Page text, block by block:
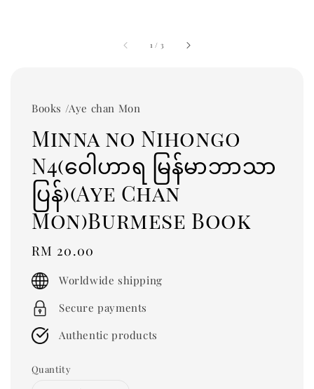
1 / 3
Books /Aye chan Mon
Minna no Nihongo
N4(ဝေါဟာရ မြန်မာဘာသာ
ပြန်)(Aye Chan
Mon)Burmese Book
Regular
price
RM 20.00
Worldwide shipping
Secure payments
Authentic products
Quantity